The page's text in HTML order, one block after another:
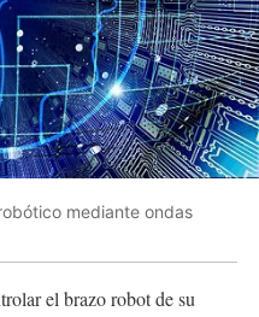
mediante ondas
el brazo robot de su